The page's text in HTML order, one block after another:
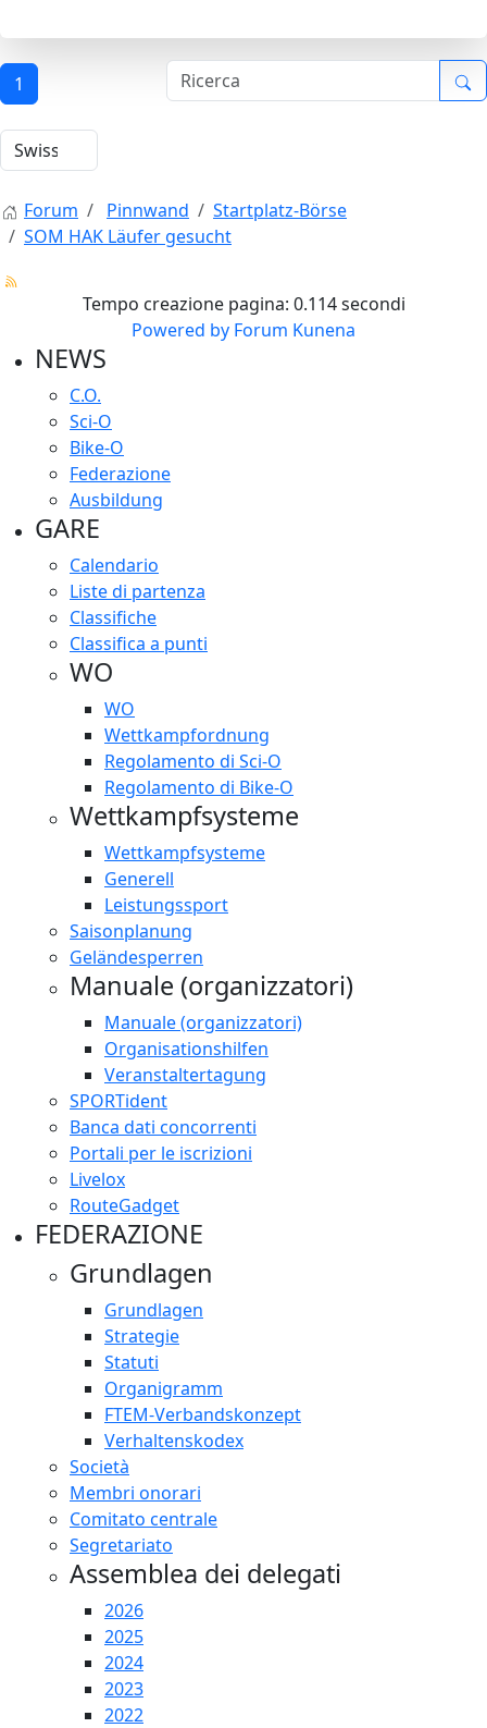
1
Forum Pinnwand
Startplatz-Börse
SOM HAK Läufer gesucht
Tempo creazione pagina: 0.114 secondi
Powered by Forum Kunena
NEWS
C.O.
Sci-O
Bike-O
Federazione
Ausbildung
GARE
Calendario
Liste di partenza
Classifiche
Classifica a punti
WO
WO
Wettkampfordnung
Regolamento di Sci-O
Regolamento di Bike-O
Wettkampfsysteme
Wettkampfsysteme
Generell
Leistungssport
Saisonplanung
Geländesperren
Manuale (organizzatori)
Manuale (organizzatori)
Organisationshilfen
Veranstaltertagung
SPORTident
Banca dati concorrenti
Portali per le iscrizioni
Livelox
RouteGadget
FEDERAZIONE
Grundlagen
Grundlagen
Strategie
Statuti
Organigramm
FTEM-Verbandskonzept
Verhaltenskodex
Società
Membri onorari
Comitato centrale
Segretariato
Assemblea dei delegati
2026
2025
2024
2023
2022